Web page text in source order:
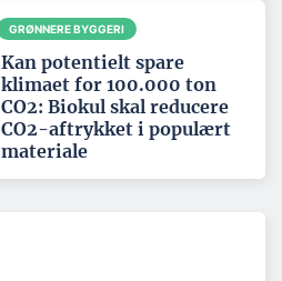
GRØNNERE BYGGERI
Kan potentielt spare
klimaet for 100.000 ton
CO2: Biokul skal reducere
CO2-aftrykket i populært
materiale